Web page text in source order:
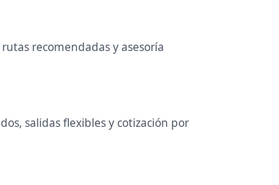
recomendadas y asesoría
salidas flexibles y cotización por